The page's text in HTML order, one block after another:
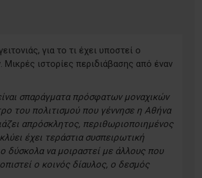
για το τι έχει υποστεί ο
Μικρές ιστορίες περιδιάβασης από έναν
σπαράγματα πρόσφατων μοναχικών
του πολιτισμού που γέννησε η Αθήνα
απρόσκλητος, περιθωριοποιημένος
έχει τεράστια συσπειρωτική
δύσκολα να μοιραστεί με άλλους που
ο κοινός δίαυλος, ο δεσμός